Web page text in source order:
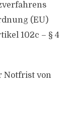
(EU)
102c – § 4
Notfrist von